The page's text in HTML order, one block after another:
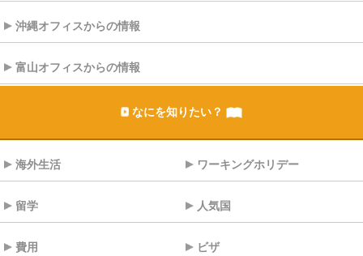
沖縄オフィスからの情報
富山オフィスからの情報
なにを知りたい？
海外生活 ワーキングホリデー
留学 人気国
費用 ビザ